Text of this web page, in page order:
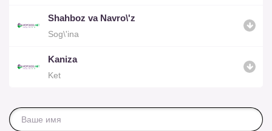
Shahboz va Navro\'z
Sog\'ina
Kaniza
Ket